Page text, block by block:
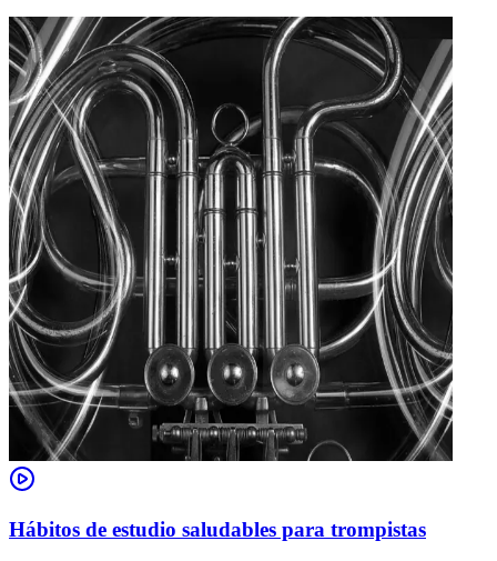
Hábitos de estudio saludables para trompistas